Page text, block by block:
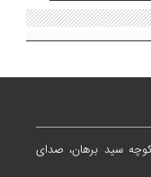
کوچه سید برهان، صدای